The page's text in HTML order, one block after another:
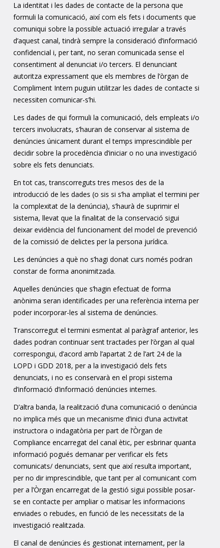
La identitat i les dades de contacte de la persona que
formuli la comunicació, així com els fets i documents que
comuniqui sobre la possible actuació irregular a través
d’aquest canal, tindrà sempre la consideració d’informació
confidencial i, per tant, no seran comunicada sense el
consentiment al denunciat i/o tercers. El denunciant
autoritza expressament que els membres de l’òrgan de
Compliment Intern puguin utilitzar les dades de contacte si
necessiten comunicar-s’hi.
Les dades de qui formuli la comunicació, dels empleats i/o
tercers involucrats, s’hauran de conservar al sistema de
denúncies únicament durant el temps imprescindible per
decidir sobre la procedència d’iniciar o no una investigació
sobre els fets denunciats.
En tot cas, transcorreguts tres mesos des de la
introducció de les dades (o sis si s’ha ampliat el termini per
la complexitat de la denúncia), s’haurà de suprimir el
sistema, llevat que la finalitat de la conservació sigui
deixar evidència del funcionament del model de prevenció
de la comissió de delictes per la persona jurídica.
Les denúncies a què no s’hagi donat curs només podran
constar de forma anonimitzada.
Aquelles denúncies que s’hagin efectuat de forma
anònima seran identificades per una referència interna per
poder incorporar-les al sistema de denúncies.
Transcorregut el termini esmentat al paràgraf anterior, les
dades podran continuar sent tractades per l’òrgan al qual
correspongui, d’acord amb l’apartat 2 de l’art 24 de la
LOPD i GDD 2018, per a la investigació dels fets
denunciats, i no es conservarà en el propi sistema
d’informació d’informació denúncies internes.
D’altra banda, la realització d’una comunicació o denúncia
no implica més que un mecanisme d’inici d’una activitat
instructora o indagatòria per part de l’Òrgan de
Compliance encarregat del canal ètic, per esbrinar quanta
informació pogués demanar per verificar els fets
comunicats/ denunciats, sent que així resulta important,
per no dir imprescindible, que tant per al comunicant com
per a l’Òrgan encarregat de la gestió sigui possible posar-
se en contacte per ampliar o matisar les informacions
enviades o rebudes, en funció de les necessitats de la
investigació realitzada.
El canal de denúncies és gestionat internament, per la